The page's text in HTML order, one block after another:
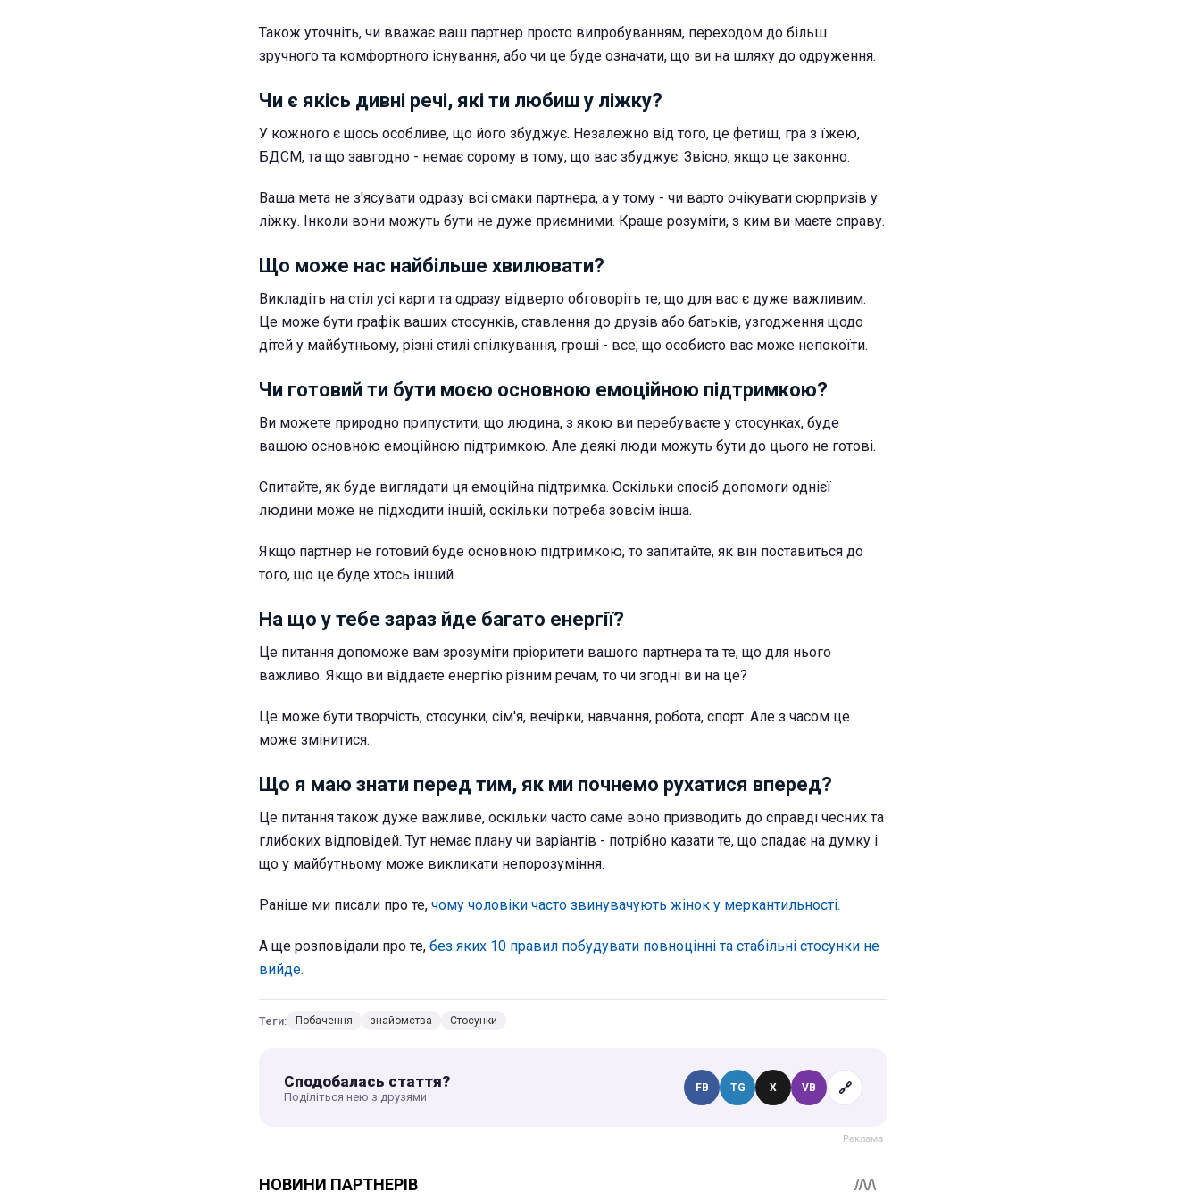
Також уточніть, чи вважає ваш партнер просто випробуванням, переходом до більш
зручного та комфортного існування, або чи це буде означати, що ви на шляху до одруження.
Чи є якісь дивні речі, які ти любиш у ліжку?
У кожного є щось особливе, що його збуджує. Незалежно від того, це фетиш, гра з їжею,
БДСМ, та що завгодно - немає сорому в тому, що вас збуджує. Звісно, якщо це законно.
Ваша мета не з'ясувати одразу всі смаки партнера, а у тому - чи варто очікувати сюрпризів у
ліжку. Інколи вони можуть бути не дуже приємними. Краще розуміти, з ким ви маєте справу.
Що може нас найбільше хвилювати?
Викладіть на стіл усі карти та одразу відверто обговоріть те, що для вас є дуже важливим.
Це може бути графік ваших стосунків, ставлення до друзів або батьків, узгодження щодо
дітей у майбутньому, різні стилі спілкування, гроші - все, що особисто вас може непокоїти.
Чи готовий ти бути моєю основною емоційною підтримкою?
Ви можете природно припустити, що людина, з якою ви перебуваєте у стосунках, буде
вашою основною емоційною підтримкою. Але деякі люди можуть бути до цього не готові.
Спитайте, як буде виглядати ця емоційна підтримка. Оскільки спосіб допомоги однієї
людини може не підходити іншій, оскільки потреба зовсім інша.
Якщо партнер не готовий буде основною підтримкою, то запитайте, як він поставиться до
того, що це буде хтось інший.
На що у тебе зараз йде багато енергії?
Це питання допоможе вам зрозуміти пріоритети вашого партнера та те, що для нього
важливо. Якщо ви віддаєте енергію різним речам, то чи згодні ви на це?
Це може бути творчість, стосунки, сім'я, вечірки, навчання, робота, спорт. Але з часом це
може змінитися.
Що я маю знати перед тим, як ми почнемо рухатися вперед?
Це питання також дуже важливе, оскільки часто саме воно призводить до справді чесних та
глибоких відповідей. Тут немає плану чи варіантів - потрібно казати те, що спадає на думку і
що у майбутньому може викликати непорозуміння.
Раніше ми писали про те, чому чоловіки часто звинувачують жінок у меркантильності.
А ще розповідали про те, без яких 10 правил побудувати повноцінні та стабільні стосунки не
вийде.
Теги: Побачення знайомства Стосунки
Сподобалась стаття?
Поділіться нею з друзями
FB TG X VB 🔗